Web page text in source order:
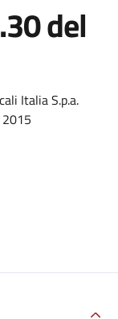
del
Italia S.p.a.